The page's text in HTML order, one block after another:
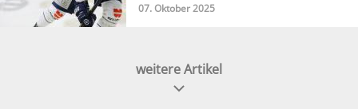
07. Oktober 2025
weitere Artikel